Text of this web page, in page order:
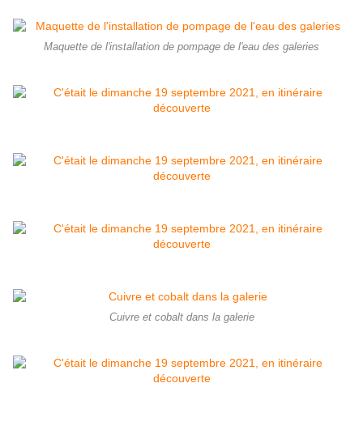
Maquette de l'installation de pompage de l'eau des galeries
Cuivre et cobalt dans la galerie